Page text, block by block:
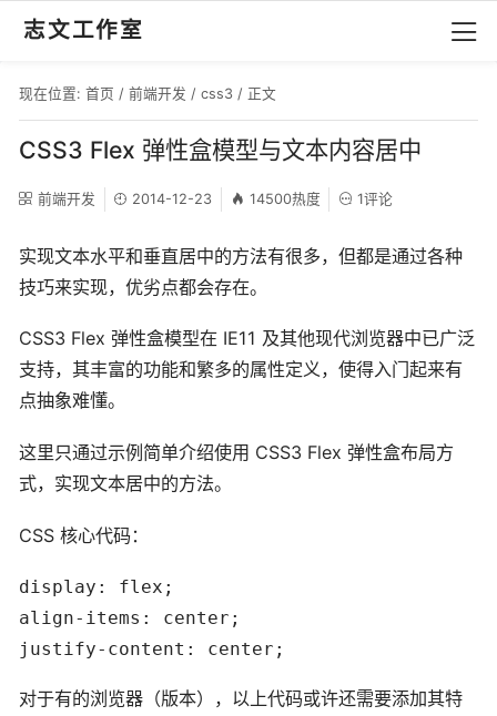
志文工作室
现在位置: 首页 / 前端开发 / css3 / 正文
CSS3 Flex 弹性盒模型与文本内容居中
前端开发 2014-12-23 14500热度 1评论
实现文本水平和垂直居中的方法有很多，但都是通过各种
技巧来实现，优劣点都会存在。
CSS3 Flex 弹性盒模型在 IE11 及其他现代浏览器中已广泛
支持，其丰富的功能和繁多的属性定义，使得入门起来有
点抽象难懂。
这里只通过示例简单介绍使用 CSS3 Flex 弹性盒布局方
式，实现文本居中的方法。
CSS 核心代码：
display: flex;
align-items: center;
justify-content: center;
对于有的浏览器（版本），以上代码或许还需要添加其特